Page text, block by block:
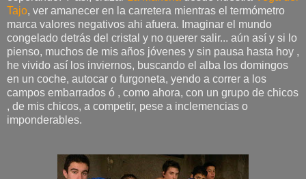
Tajo, ver amanecer en la carretera mientras el termómetro
marca valores negativos ahi afuera. Imaginar el mundo
congelado detrás del cristal y no querer salir... aún así y si lo
pienso, muchos de mis años jóvenes y sin pausa hasta hoy ,
he vivido así los inviernos, buscando el alba los domingos
en un coche, autocar o furgoneta, yendo a correr a los
campos embarrados ó , como ahora, con un grupo de chicos
, de mis chicos, a competir, pese a inclemencias o
imponderables.